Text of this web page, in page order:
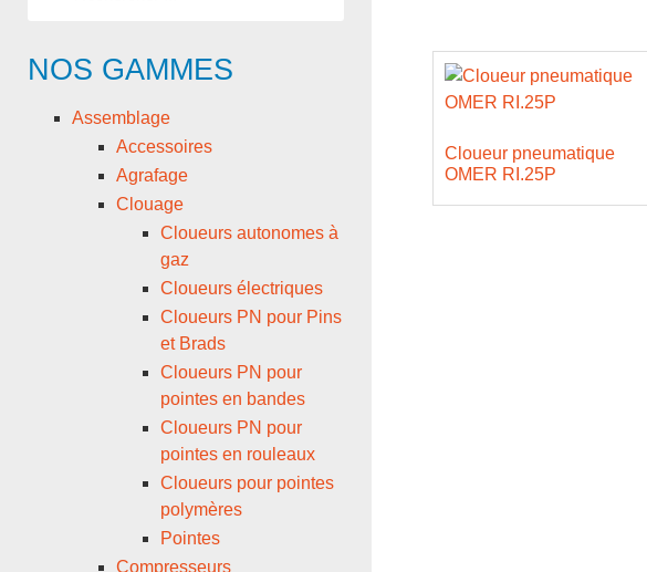
NOS GAMMES
Assemblage
Accessoires
Agrafage
Clouage
Cloueurs autonomes à
gaz
Cloueurs électriques
Cloueurs PN pour Pins
et Brads
Cloueurs PN pour
pointes en bandes
Cloueurs PN pour
pointes en rouleaux
Cloueurs pour pointes
polymères
Pointes
Compresseurs
Cloueur pneumatique
OMER RI.25P